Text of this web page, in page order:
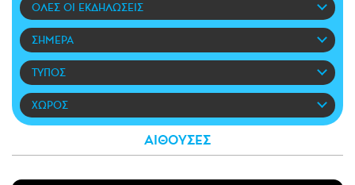
LIFO SHOP
NEWSLETTER
ΜΙΚΡΟΠΡΑΓΜΑΤΑ
THE GOOD LIFO
LIFOLAND
CITY GUIDE
ΟΛΕΣ ΟΙ ΕΚΔΗΛΩΣΕΙΣ
ΣΗΜΕΡΑ
ΤΥΠΟΣ
ΧΩΡΟΣ
ΑΙΘΟΥΣΕΣ